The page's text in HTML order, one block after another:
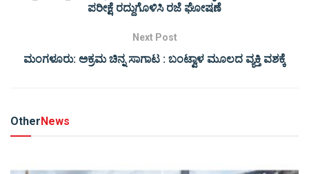
ಪರೀಕ್ಷೆ ರದ್ದುಗೊಳಿಸಿ ರಜೆ ಘೋಷಣೆ
Next Post
ಮಂಗಳೂರು: ಅಕ್ರಮ ಚಿನ್ನ ಸಾಗಾಟ : ಬಂಟ್ವಾಳ ಮೂಲದ ವ್ಯಕ್ತಿ ವಶಕ್ಕೆ
OtherNews